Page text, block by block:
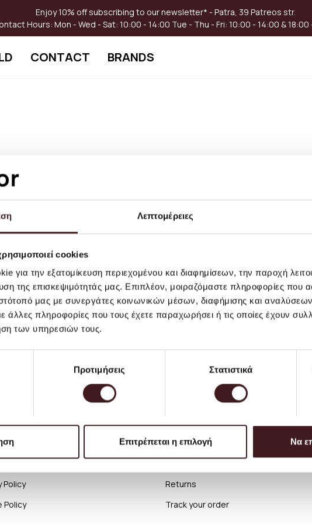
Λεπτομέρειες
cookies
για την εξατομίκευση περιεχομένου και διαφημίσεων, την παροχή
της επισκεψιμότητάς μας. Επιπλέον, μοιραζόμαστε πληροφορίες που
μας με συνεργάτες κοινωνικών μέσων, διαφήμισης και
άλλες πληροφορίες που τους έχετε παραχωρήσει ή τις οποίες έχουν
των υπηρεσιών τους.
Προτιμήσεις Στατιστικά
Επιτρέπεται η επιλογή Να
Enjoy 10% off subscribing to our newsletter* - Patra, 39 Patreos str.
Hours: Mon - Wed - Sat: 10:00 - 14:00 Tue - Thu - Fri: 10:00 - 14:00 & 18:00
CONTACT BRANDS
industry. Lorem Ipsum has been the industry's standard dummy text
survived not only five centuries, but also the leap into electronic
Ipsum passages, and more recently with desktop publishing software like
Policy
Policy
Support
Deliveries
Returns
Track your order